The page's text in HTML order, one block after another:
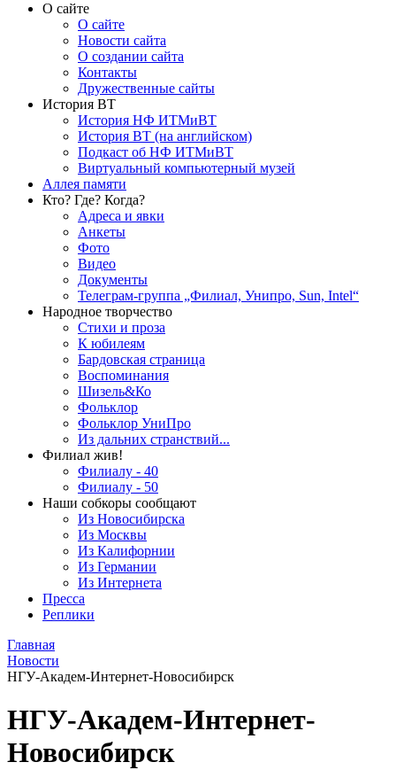
О сайте
О сайте
Новости сайта
О создании сайта
Контакты
Дружественные сайты
История ВТ
История НФ ИТМиВТ
История ВТ (на английском)
Подкаст об НФ ИТМиВТ
Виртуальный компьютерный музей
Аллея памяти
Кто? Где? Когда?
Адреса и явки
Анкеты
Фото
Видео
Документы
Телеграм-группа „Филиал, Унипро, Sun, Intel“
Народное творчество
Стихи и проза
К юбилеям
Бардовская страница
Воспоминания
Шизель&Ко
Фольклор
Фольклор УниПро
Из дальних странствий...
Филиал жив!
Филиалу - 40
Филиалу - 50
Наши собкоры сообщают
Из Новосибирска
Из Москвы
Из Калифорнии
Из Германии
Из Интернета
Пресса
Реплики
Главная
Новости
НГУ-Академ-Интернет-Новосибирск
НГУ-Академ-Интернет-
Новосибирск